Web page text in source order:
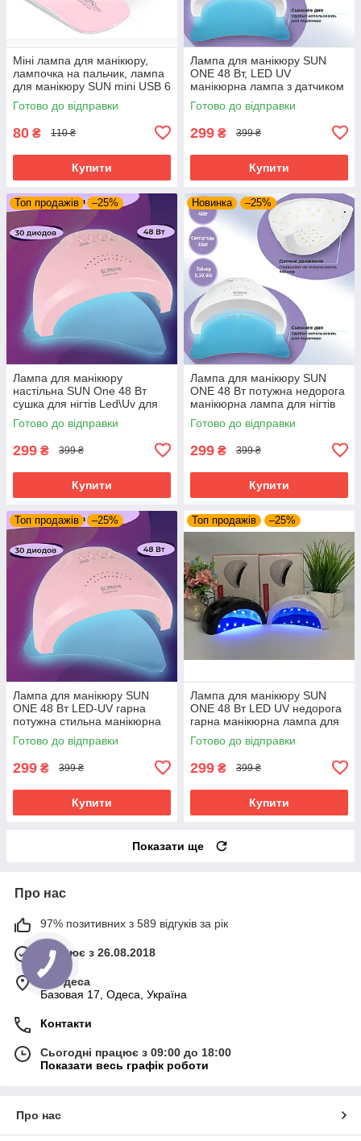
Міні лампа для манікюру,
лампочка на пальчик, лампа
для манікюру SUN mini USB 6
Вт LED
Готово до відправки
80 ₴ 110 ₴
Купити
Лампа для манікюру SUN
ONE 48 Вт, LED UV
манікюрна лампа з датчиком
руху таймером, лампа для
нарощування
Готово до відправки
299 ₴ 399 ₴
Купити
Топ продажів –25%
Лампа для манікюру
настільна SUN One 48 Вт
сушка для нігтів Led\Uv для
сушки гель лаку з таймером
педикюру
Готово до відправки
299 ₴ 399 ₴
Купити
Новинка –25%
Лампа для манікюру SUN
ONE 48 Вт потужна недорога
манікюрна лампа для нігтів
Led\Uv сушка лака з
таймером знімним дном
Готово до відправки
299 ₴ 399 ₴
Купити
Топ продажів –25%
Лампа для манікюру SUN
ONE 48 Вт LED-UV гарна
потужна стильна манікюрна
лампа, з таймером, знімним
дном для педикюру
Готово до відправки
299 ₴ 399 ₴
Купити
Топ продажів –25%
Лампа для манікюру SUN
ONE 48 Вт LED UV недорога
гарна манікюрна лампа для
лаку, сушарка для нігтів Сан
для початківців
Готово до відправки
299 ₴ 399 ₴
Купити
Показати ще
Про нас
97% позитивних з 589 відгуків за рік
Працює з 26.08.2018
м. Одеса
Базовая 17, Одеса, Україна
Контакти
Сьогодні працює з 09:00 до 18:00
Показати весь графік роботи
Про нас